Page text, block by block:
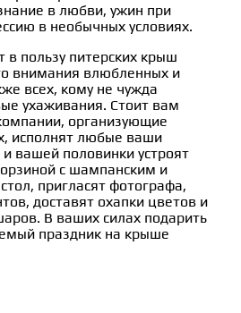
в любви, ужин при
в необычных условиях.
в пользу питерских крыш
внимания влюбленных и
всех, кому не чужда
ухаживания. Стоит вам
организующие
исполнят любые ваши
вашей половинки устроят
с шампанским и
пригласят фотографа,
доставят охапки цветов и
В ваших силах подарить
праздник на крыше